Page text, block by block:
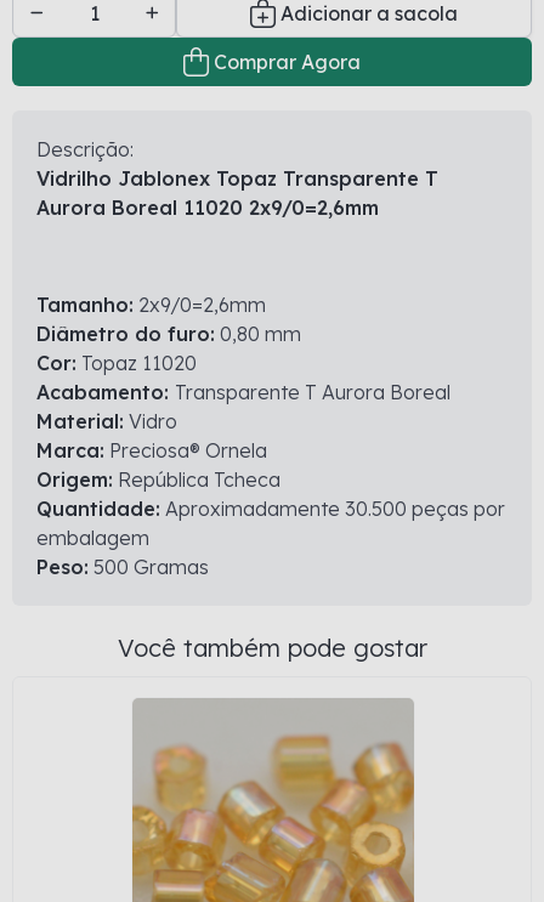
Adicionar a sacola
Comprar Agora
Descrição:
Vidrilho Jablonex Topaz Transparente T
Aurora Boreal 11020 2x9/0=2,6mm
Tamanho: 2x9/0=2,6mm
Diâmetro do furo: 0,80 mm
Cor: Topaz 11020
Acabamento: Transparente T Aurora Boreal
Material: Vidro
Marca: Preciosa® Ornela
Origem: República Tcheca
Quantidade: Aproximadamente 30.500 peças por
embalagem
Peso: 500 Gramas
Você também pode gostar